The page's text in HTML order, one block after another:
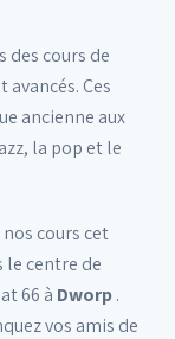
des cours de
Ces
ancienne aux
la pop et le
cours cet
le centre de
66 à Dworp.
vos amis de